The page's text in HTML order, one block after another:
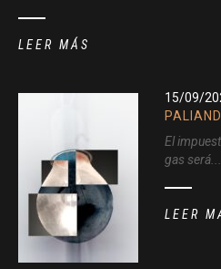
LEER MÁS
15/09/
El
gas será...
LEER